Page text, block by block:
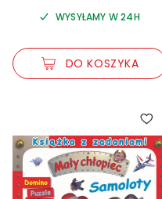
WYSYŁAMY W 24H
DO KOSZYKA